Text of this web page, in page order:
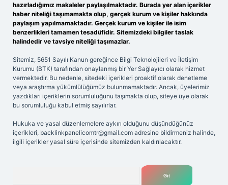
hazırladığımız makaleler paylaşılmaktadır. Burada yer alan içerikler
haber niteliği taşımamakta olup, gerçek kurum ve kişiler hakkında
paylaşım yapılmamaktadır. Gerçek kurum ve kişiler ile isim
benzerlikleri tamamen tesadüfidir. Sitemizdeki bilgiler taslak
halindedir ve tavsiye niteliği taşımazlar.
Sitemiz, 5651 Sayılı Kanun gereğince Bilgi Teknolojileri ve İletişim
Kurumu (BTK) tarafından onaylanmış bir Yer Sağlayıcı olarak hizmet
vermektedir. Bu nedenle, sitedeki içerikleri proaktif olarak denetleme
veya araştırma yükümlülüğümüz bulunmamaktadır. Ancak, üyelerimiz
yazdıkları içeriklerin sorumluluğunu taşımakta olup, siteye üye olarak
bu sorumluluğu kabul etmiş sayılırlar.
Hukuka ve yasal düzenlemelere aykırı olduğunu düşündüğünüz
içerikleri, backlinkpanelicomtr@gmail.com adresine bildirmeniz halinde,
ilgili içerikler yasal süre içerisinde sitemizden kaldırılacaktır.